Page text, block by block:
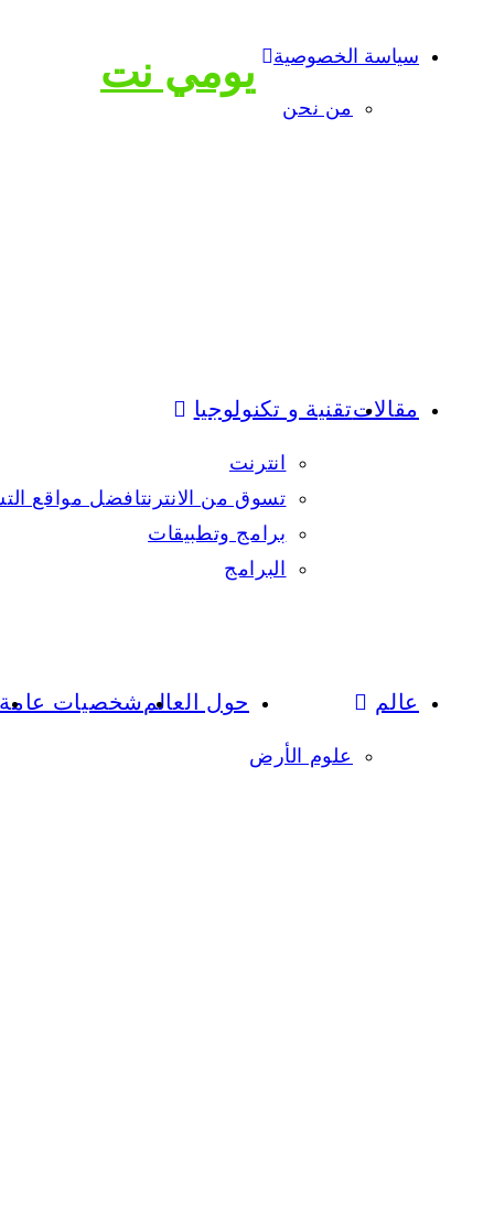
سياسة الخصوصية
من نحن
يومي نت
مقالاتتقنية و تكنولوجيا
انترنت
تسوق من الانترنتافضل مواقع
برامج وتطبيقات
البرامج
عالم
علوم الأرض
حول العالمشخصيات عامة